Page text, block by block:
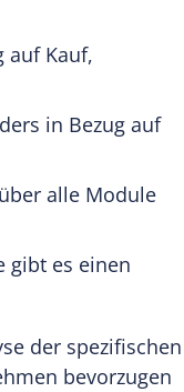
auf Kauf,
in Bezug auf
alle Module
gibt es einen
der spezifischen
bevorzugen